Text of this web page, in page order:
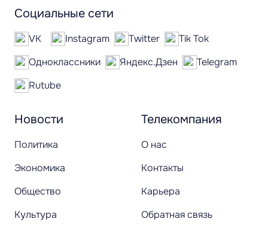
Новости
Политика
Экономика
Общество
Культура
Телекомпания
О нас
Контакты
Карьера
Обратная связь
Социальные сети
VK Instagram Twitter
Tik Tok
Одноклассники
Яндекс.Дзен
Telegram
Rutube